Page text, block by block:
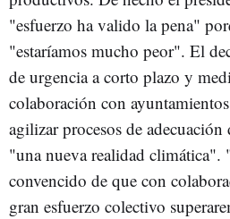
"esfuerzo ha valido la pena"
"estaríamos mucho peor". El
de urgencia a corto plazo y
colaboración con
agilizar procesos de adecuación
"una nueva realidad climática".
convencido de que con
gran esfuerzo colectivo